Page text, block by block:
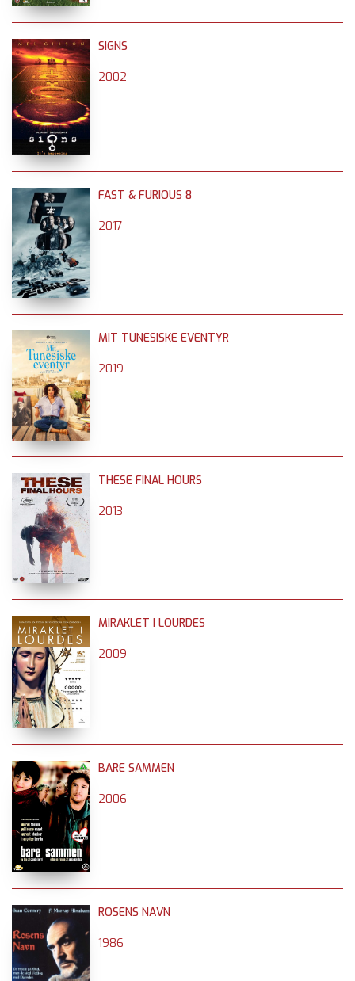
SIGNS
2002
FAST & FURIOUS 8
2017
MIT TUNESISKE EVENTYR
2019
THESE FINAL HOURS
2013
MIRAKLET I LOURDES
2009
BARE SAMMEN
2006
ROSENS NAVN
1986